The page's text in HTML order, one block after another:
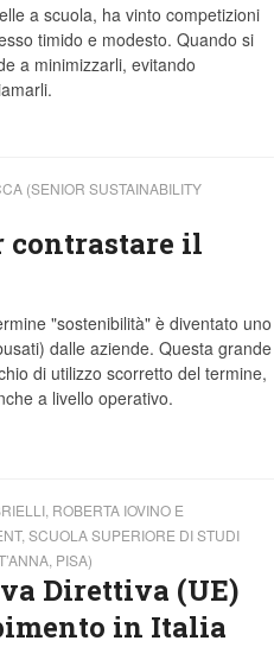
a scuola, ha vinto competizioni
timido e modesto. Quando si
a minimizzarli, evitando
(SENIOR SUSTAINABILITY
contrastare il
"sostenibilità" è diventato uno
dalle aziende. Questa grande
di utilizzo scorretto del termine,
a livello operativo.
ROBERTA IOVINO E
SCUOLA SUPERIORE DI STUDI
PISA)
Direttiva (UE)
in Italia